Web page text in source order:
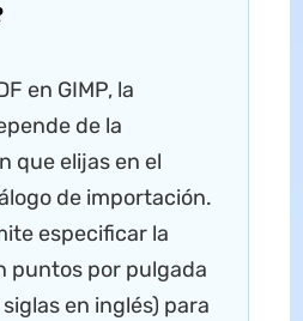
en GIMP, la
de la
que elijas en el
de importación.
especificar la
puntos por pulgada
en inglés) para